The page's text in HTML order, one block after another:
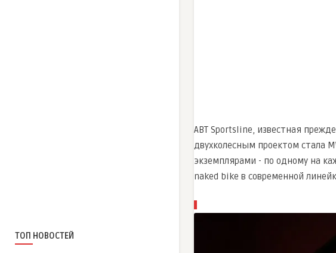
ТОП НОВОСТЕЙ
ABT Sportsline, известная
двухколесным проектом стала
экземплярами - по одному на
naked bike в современной